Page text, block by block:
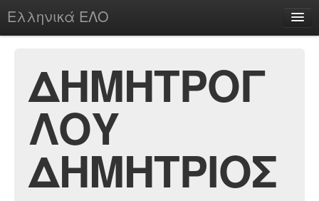
Ελληνικά ΕΛΟ
chesstu.be @ discord
Login
ΔΗΜΗΤΡΟΓ
ΛΟΥ
ΔΗΜΗΤΡΙΟΣ